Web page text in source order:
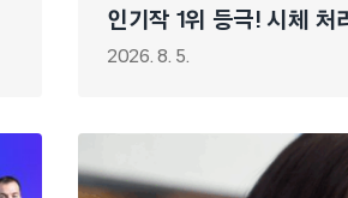
인기작 1위 등극! 시체 처
X 김지훈 포착?! 불륜 ➔
2026. 8. 5.